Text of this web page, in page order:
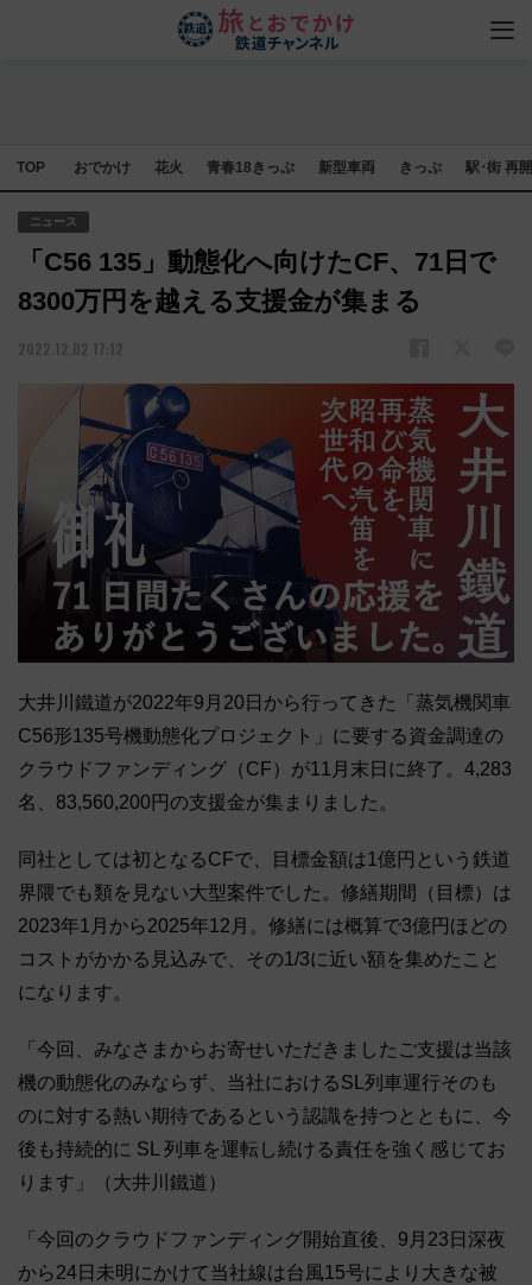
TOP おでかけ 花火 青春18きっぷ 新型車両 きっぷ 駅･街 再
ニュース
「C56 135」動態化へ向けたCF、71日で
8300万円を越える支援金が集まる
2022.12.02 17:12
大井川鐵道が2022年9月20日から行ってきた「蒸気機関車
C56形135号機動態化プロジェクト」に要する資金調達の
クラウドファンディング（CF）が11月末日に終了。4,283
名、83,560,200円の支援金が集まりました。
同社としては初となるCFで、目標金額は1億円という鉄道
界隈でも類を見ない大型案件でした。修繕期間（目標）は
2023年1月から2025年12月。修繕には概算で3億円ほどの
コストがかかる見込みで、その1/3に近い額を集めたこと
になります。
「今回、みなさまからお寄せいただきましたご支援は当該
機の動態化のみならず、当社におけるSL列車運行そのも
のに対する熱い期待であるという認識を持つとともに、今
後も持続的に SL 列車を運転し続ける責任を強く感じてお
ります」（大井川鐵道）
「今回のクラウドファンディング開始直後、9月23日深夜
から24日未明にかけて当社線は台風15号により大きな被